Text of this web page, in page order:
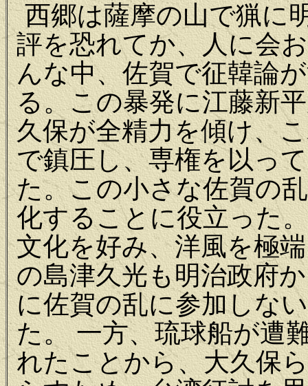
西郷は薩摩の山で猟に
評を恐れてか、人に会
んな中、佐賀で征韓論
る。この暴発に江藤新
久保が全精力を傾け、
で鎮圧し、専権を以っ
た。この小さな佐賀の
化することに役立った
文化を好み、洋風を極
の島津久光も明治政府
に佐賀の乱に参加しな
た。 一方、琉球船が遭
れたことから、大久保